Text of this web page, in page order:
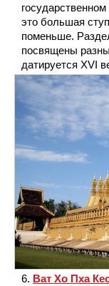
это большая
поменьше.
посвящены
датируется XVI
Ват Хо Пха